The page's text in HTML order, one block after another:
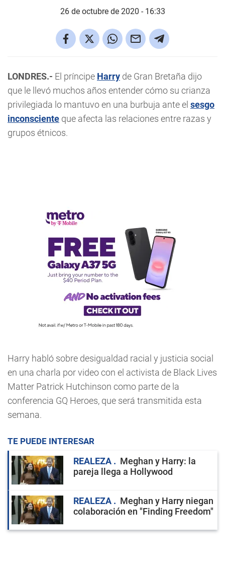
26 de octubre de 2020 - 16:33
LONDRES.- El príncipe Harry de Gran Bretaña dijo
que le llevó muchos años entender cómo su crianza
privilegiada lo mantuvo en una burbuja ante el sesgo
inconsciente que afecta las relaciones entre razas y
grupos étnicos.
Harry habló sobre desigualdad racial y justicia social
en una charla por video con el activista de Black Lives
Matter Patrick Hutchinson como parte de la
conferencia GQ Heroes, que será transmitida esta
semana.
TE PUEDE INTERESAR
REALEZA
Meghan y Harry: la
pareja llega a Hollywood
REALEZA
Meghan y Harry niegan
colaboración en "Finding Freedom"